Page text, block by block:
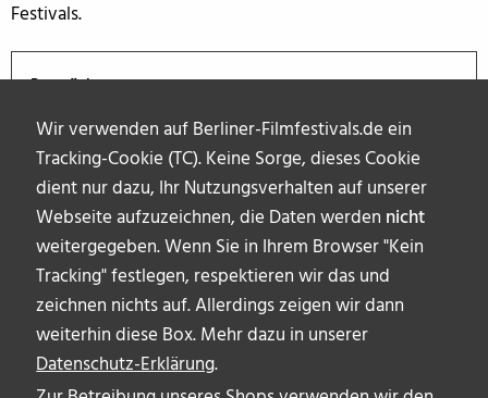
Wir verwenden auf Berliner-Filmfestivals.de ein
Tracking-Cookie (TC). Keine Sorge, dieses Cookie
dient nur dazu, Ihr Nutzungsverhalten auf unserer
Webseite aufzuzeichnen, die Daten werden nicht
weitergegeben. Wenn Sie in Ihrem Browser "Kein
Tracking" festlegen, respektieren wir das und
zeichnen nichts auf. Allerdings zeigen wir dann
weiterhin diese Box. Mehr dazu in unserer
Datenschutz-Erklärung.
Festivals.
Demnächst